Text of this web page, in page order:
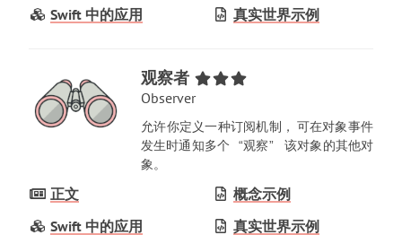
Swift 中的应用
真实世界示例
观察者
Observer
允许你定义一种订阅机制
可在对象事件
发生时通知多个
“观察
该对象的其他对
象。
正文
Swift 中的应用
概念示例
真实世界示例